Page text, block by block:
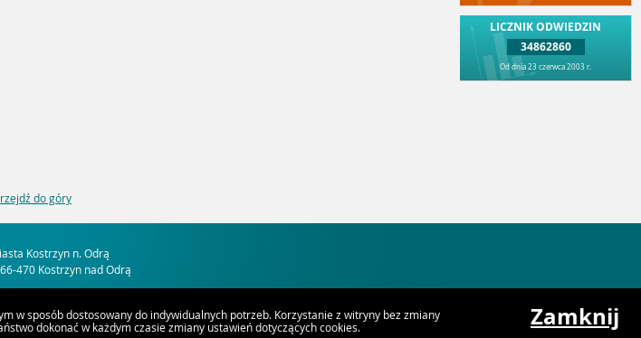
LICZNIK ODWIEDZIN
34862860
Od dnia 23 czerwca 2003 r.
do góry
Kostrzyn n. Odrą
470 Kostrzyn nad Odrą
w sposób dostosowany do indywidualnych potrzeb. Korzystanie z witryny bez zmiany
dokonać w każdym czasie zmiany ustawień dotyczących cookies.
Zamknij